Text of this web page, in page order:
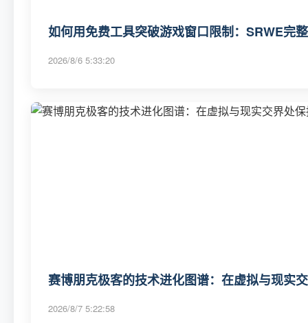
如何用免费工具突破游戏窗口限制：SRWE完
2026/8/6 5:33:20
赛博朋克极客的技术进化图谱：在虚拟与现实
2026/8/7 5:22:58